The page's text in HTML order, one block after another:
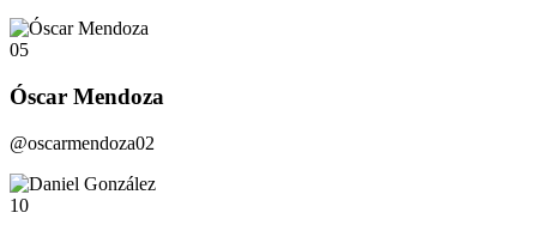
05
Óscar Mendoza
@oscarmendoza02
10